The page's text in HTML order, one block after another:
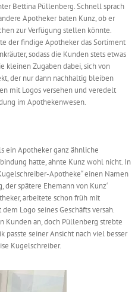
Bettina Püllenberg. Schnell sprach
Apotheker baten Kunz, ob er
zur Verfügung stellen könnte.
der findige Apotheker das Sortiment
sodass die Kunden stets etwas
kleinen Zugaben dabei, sich von
der nur dann nachhaltig bleiben
mit Logos versehen und veredelt
im Apothekenwesen.
ein Apotheker ganz ähnliche
hatte, ahnte Kunz wohl nicht. In
Apotheke“ einen Namen
spätere Ehemann von Kunz‘
arbeitete schon früh mit
Logo seines Geschäfts versah.
Kunden an, doch Püllenberg strebte
passte seiner Ansicht nach viel besser
Kugelschreiber.